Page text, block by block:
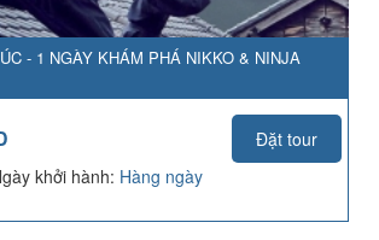
- 1 NGÀY KHÁM PHÁ NIKKO & NINJA
Đặt tour
khởi hành: Hàng ngày